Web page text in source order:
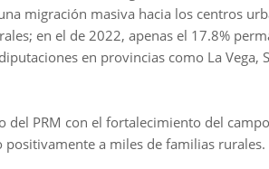
migración masiva hacia los centros
en el de 2022, apenas el 17.8%
en provincias como La Vega,
PRM con el fortalecimiento del
a miles de familias rurales.